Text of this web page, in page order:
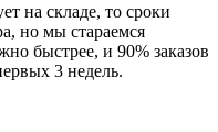
на складе, то сроки
но мы стараемся
быстрее, и 90% заказов
3 недель.